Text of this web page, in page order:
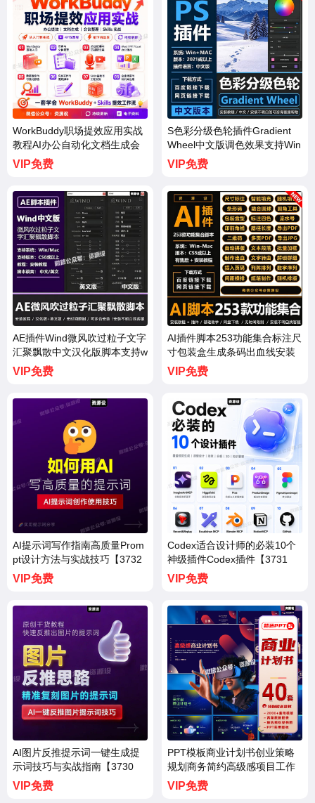
WorkBuddy职场提效应用实战
教程AI办公自动化文档生成会
议整理【3736期】
VIP免费
S色彩分级色轮插件Gradient
Wheel中文版调色效果支持Win
Mac系统【3735期】
VIP免费
AE插件Wind微风吹过粒子文字
汇聚飘散中文汉化版脚本支持w
in/mac【3734期】
VIP免费
AI插件脚本253功能集合标注尺
寸包装盒生成条码出血线安装
Win/Mac【3733期】
VIP免费
AI提示词写作指南高质量Prom
pt设计方法与实战技巧【3732
期】
VIP免费
Codex适合设计师的必装10个
神级插件Codex插件【3731
期】
VIP免费
AI图片反推提示词一键生成提
示词技巧与实战指南【3730
期】
VIP免费
PPT模板商业计划书创业策略
规划商务简约高级感项目工作
总结汇报【3729期】
VIP免费